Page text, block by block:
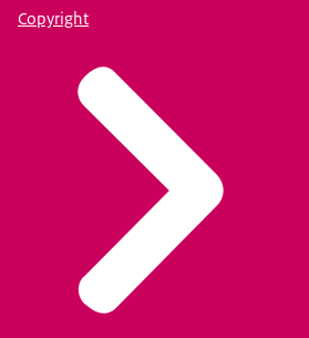
Copyright